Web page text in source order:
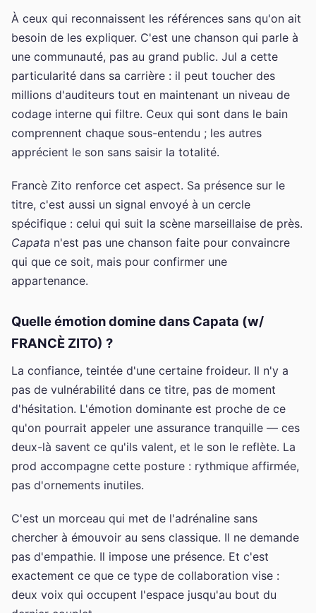
À ceux qui reconnaissent les références sans qu'on ait
besoin de les expliquer. C'est une chanson qui parle à
une communauté, pas au grand public. Jul a cette
particularité dans sa carrière : il peut toucher des
millions d'auditeurs tout en maintenant un niveau de
codage interne qui filtre. Ceux qui sont dans le bain
comprennent chaque sous-entendu ; les autres
apprécient le son sans saisir la totalité.
Francè Zito renforce cet aspect. Sa présence sur le
titre, c'est aussi un signal envoyé à un cercle
spécifique : celui qui suit la scène marseillaise de près.
Capata n'est pas une chanson faite pour convaincre
qui que ce soit, mais pour confirmer une
appartenance.
Quelle émotion domine dans Capata (w/
FRANCÈ ZITO) ?
La confiance, teintée d'une certaine froideur. Il n'y a
pas de vulnérabilité dans ce titre, pas de moment
d'hésitation. L'émotion dominante est proche de ce
qu'on pourrait appeler une assurance tranquille — ces
deux-là savent ce qu'ils valent, et le son le reflète. La
prod accompagne cette posture : rythmique affirmée,
pas d'ornements inutiles.
C'est un morceau qui met de l'adrénaline sans
chercher à émouvoir au sens classique. Il ne demande
pas d'empathie. Il impose une présence. Et c'est
exactement ce que ce type de collaboration vise :
deux voix qui occupent l'espace jusqu'au bout du